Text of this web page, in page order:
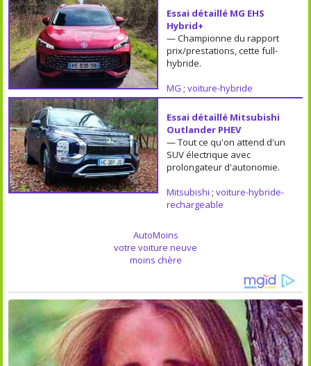
Essai détaillé MG EHS
Hybrid+
— Championne du rapport
prix/prestations, cette full-
hybride.
MG ; voiture-hybride
Essai détaillé Mitsubishi
Outlander PHEV
— Tout ce qu'on attend d'un
SUV électrique avec
prolongateur d'autonomie.
Mitsubishi ; voiture-hybride-
rechargeable
AutoMoins
votre voiture neuve
moins chère